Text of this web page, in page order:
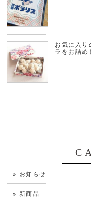
お気に入り
ラをお詰め
お知らせ
新商品